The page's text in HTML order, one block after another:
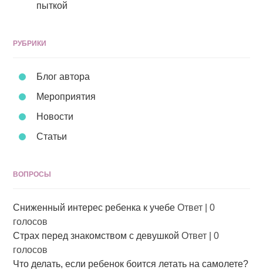
пыткой
РУБРИКИ
Блог автора
Мероприятия
Новости
Статьи
ВОПРОСЫ
Сниженный интерес ребенка к учебе Ответ |0
голосов
Страх перед знакомством с девушкой Ответ |0
голосов
Что делать, если ребенок боится летать на самолете?